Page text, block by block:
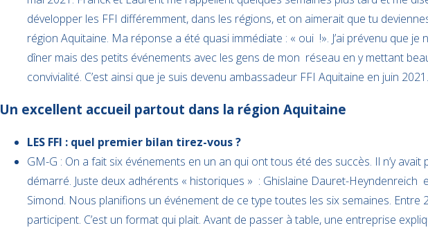
développer les FFI différemment, dans les régions, et on aimerait que tu
région Aquitaine. Ma réponse a été quasi immédiate : « oui !». J’ai prévenu que je
dîner mais des petits événements avec les gens de mon réseau en y mettant
convivialité. C’est ainsi que je suis devenu ambassadeur FFI Aquitaine en juin 2021.
Un excellent accueil partout dans la région Aquitaine
LES FFI : quel premier bilan tirez-vous ?
GM-G : On a fait six événements en un an qui ont tous été des succès. Il n’y avait
démarré. Juste deux adhérents « historiques » : Ghislaine Dauret-Heyndenreich
Simond. Nous planifions un événement de ce type toutes les six semaines. Entre
participent. C’est un format qui plait. Avant de passer à table, une entreprise